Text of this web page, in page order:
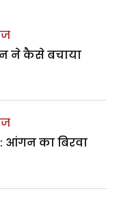
ने कैसे बचाया
आंगन का बिरवा